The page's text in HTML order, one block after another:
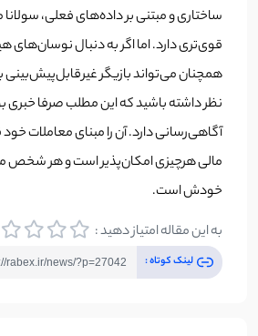
ساختاری و مبتنی بر داده‌های فعلی،
قوی‌تری دارد. اما اگر به دنبال نوسان‌های
همچنان می‌تواند بازیگر غیرقابل‌پیش‌بینی
نظر داشته باشید که این مطلب صرفا خبری
آگاهی‌رسانی دارد. آن را مبنای معاملات خود
مالی هرچیزی امکان‌پذیر است و هر شخص
خودش است.
به این مقاله امتیاز دهید :
لینک کوتاه :